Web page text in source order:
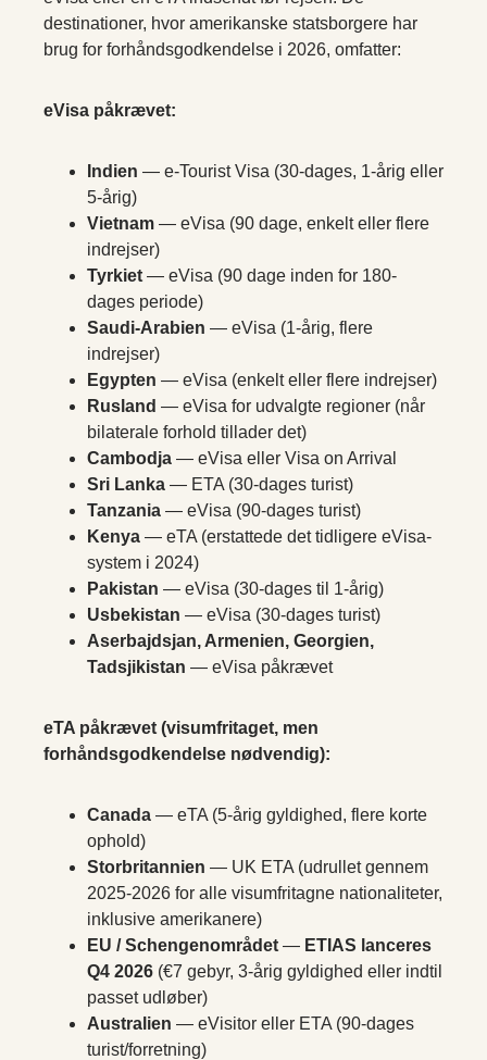
destinationer, hvor amerikanske statsborgere har
brug for forhåndsgodkendelse i 2026, omfatter:
eVisa påkrævet:
Indien — e-Tourist Visa (30-dages, 1-årig eller
5-årig)
Vietnam — eVisa (90 dage, enkelt eller flere
indrejser)
Tyrkiet — eVisa (90 dage inden for 180-
dages periode)
Saudi-Arabien — eVisa (1-årig, flere
indrejser)
Egypten — eVisa (enkelt eller flere indrejser)
Rusland — eVisa for udvalgte regioner (når
bilaterale forhold tillader det)
Cambodja — eVisa eller Visa on Arrival
Sri Lanka — ETA (30-dages turist)
Tanzania — eVisa (90-dages turist)
Kenya — eTA (erstattede det tidligere eVisa-
system i 2024)
Pakistan — eVisa (30-dages til 1-årig)
Usbekistan — eVisa (30-dages turist)
Aserbajdsjan, Armenien, Georgien,
Tadsjikistan — eVisa påkrævet
eTA påkrævet (visumfritaget, men
forhåndsgodkendelse nødvendig):
Canada — eTA (5-årig gyldighed, flere korte
ophold)
Storbritannien — UK ETA (udrullet gennem
2025-2026 for alle visumfritagne nationaliteter,
inklusive amerikanere)
EU / Schengenområdet — ETIAS lanceres
Q4 2026 (€7 gebyr, 3-årig gyldighed eller indtil
passet udløber)
Australien — eVisitor eller ETA (90-dages
turist/forretning)